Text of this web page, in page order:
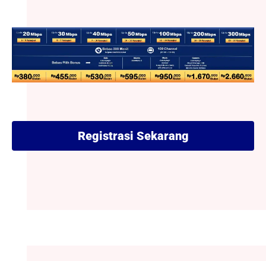
Registrasi Sekarang